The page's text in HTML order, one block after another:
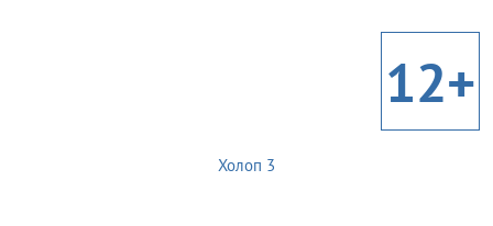
12+
Холоп 3